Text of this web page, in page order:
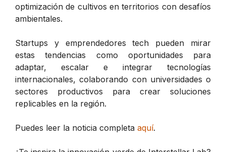
optimización de cultivos en territorios con desafíos
ambientales.
Startups y emprendedores tech pueden mirar
estas tendencias como oportunidades para
adaptar, escalar e integrar tecnologías
internacionales, colaborando con universidades o
sectores productivos para crear soluciones
replicables en la región.
Puedes leer la noticia completa aquí.